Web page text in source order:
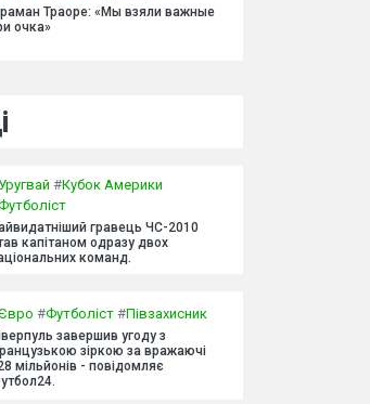
Траоре: «Мы взяли важные
очка»
Уругвай #Кубок Америки
гравець ЧС-2010
капітаном одразу двох
команд.
#Футболіст #Півзахисник
завершив угоду з
зіркою за вражаючі
мільйонів - повідомляє